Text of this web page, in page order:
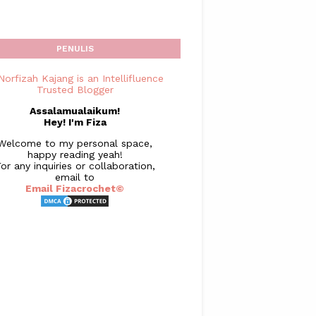
PENULIS
Assalamualaikum!
Hey! I'm Fiza
to my personal space,
happy reading yeah!
any inquiries or collaboration,
email to
Email Fizacrochet©